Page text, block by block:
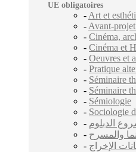
UE obligatoires
- Art et
- Avant-
- Cinéma,
- Cinéma et
- Oeuvres et
- Pratique
- Séminaire
- Séminaire
- Sémiologie
- Sociologie
- الدبلوم
- والمسرح
- الإخراج